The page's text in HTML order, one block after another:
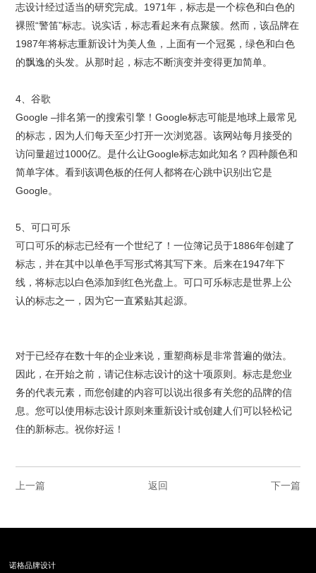
志设计经过适当的研究完成。1971年，标志是一个棕色和白色的
裸照“警笛”标志。说实话，标志看起来有点聚簇。然而，该品牌在
1987年将标志重新设计为美人鱼，上面有一个冠冕，绿色和白色
的飘逸的头发。从那时起，标志不断演变并变得更加简单。
4、谷歌
Google –排名第一的搜索引擎！Google标志可能是地球上最常见
的标志，因为人们每天至少打开一次浏览器。该网站每月接受的
访问量超过1000亿。是什么让Google标志如此知名？四种颜色和
简单字体。看到该调色板的任何人都将在心跳中识别出它是
Google。
5、可口可乐
可口可乐的标志已经有一个世纪了！一位簿记员于1886年创建了
标志，并在其中以单色手写形式将其写下来。后来在1947年下
线，将标志以白色添加到红色光盘上。可口可乐标志是世界上公
认的标志之一，因为它一直紧贴其起源。
对于已经存在数十年的企业来说，重塑商标是非常普遍的做法。
因此，在开始之前，请记住标志设计的这十项原则。标志是您业
务的代表元素，而您创建的内容可以说出很多有关您的品牌的信
息。您可以使用标志设计原则来重新设计或创建人们可以轻松记
住的新标志。祝你好运！
上一篇 下一篇
返回
诺格品牌设计